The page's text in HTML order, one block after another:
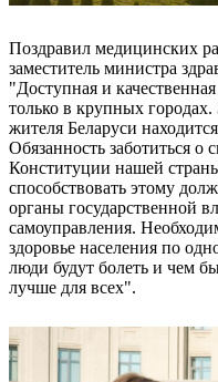
Поздравил медицинских
заместитель министра
"Доступная и
только в крупных
жителя Беларуси
Обязанность заботиться о
Конституции нашей
способствовать этому
органы государственной
самоуправления.
здоровье населения по
люди будут болеть и чем
лучше для всех".